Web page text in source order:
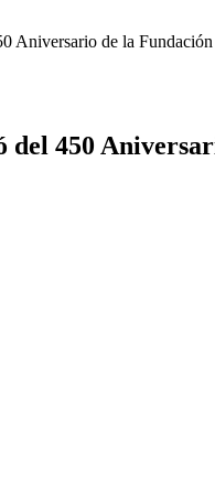
Aniversario de la Fundación
450